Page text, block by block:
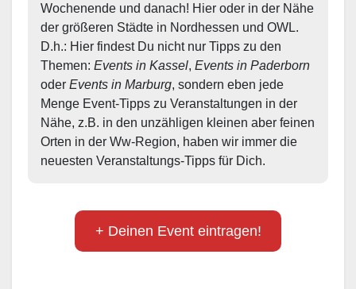
Wochenende und danach! Hier oder in der Nähe
der größeren Städte in Nordhessen und OWL.
D.h.: Hier findest Du nicht nur Tipps zu den
Themen: Events in Kassel, Events in Paderborn
oder Events in Marburg, sondern eben jede
Menge Event-Tipps zu Veranstaltungen in der
Nähe, z.B. in den unzähligen kleinen aber feinen
Orten in der Ww-Region, haben wir immer die
neuesten Veranstaltungs-Tipps für Dich.
+ Deinen Event eintragen!